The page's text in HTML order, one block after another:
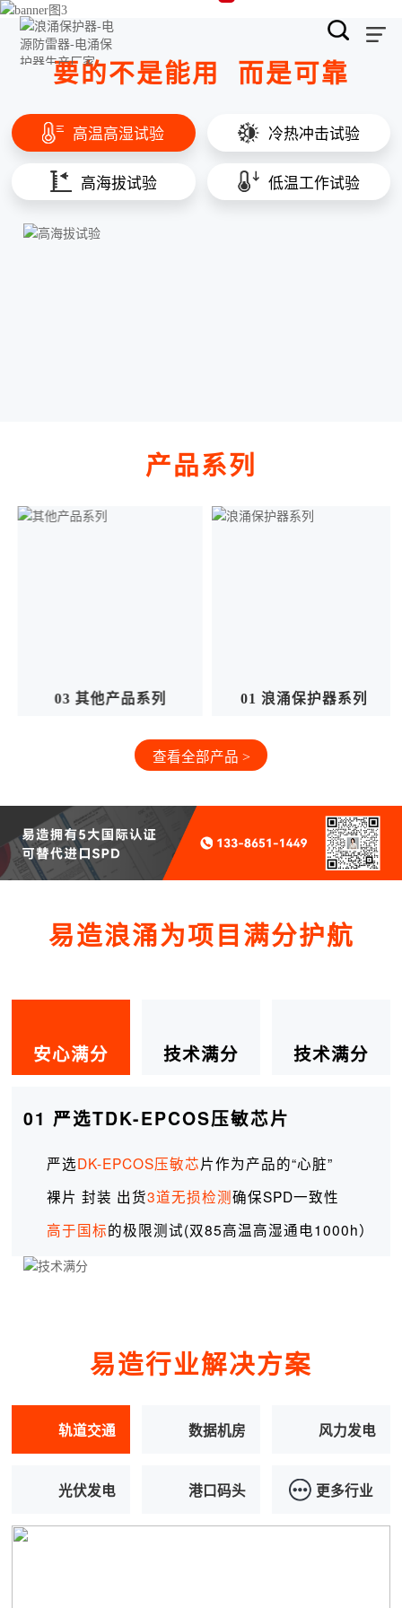
要的不是能用 而是可靠
高温高湿试验 冷热冲击试验
高海拔试验 低温工作试验
产品系列
01 浪涌保护器系列 02 信号防雷器系列
查看全部产品 >
易造浪涌为项目满分护航
安心满分 技术满分 技术满分
01 严选TDK-EPCOS压敏芯片
严选DK-EPCOS压敏芯片作为产品的“心脏”
裸片 封装 出货3道无损检测确保SPD一致性
高于国标的极限测试(双85高温高湿通电1000h）
易造行业解决方案
轨道交通 数据机房 风力发电
光伏发电 港口码头 更多行业